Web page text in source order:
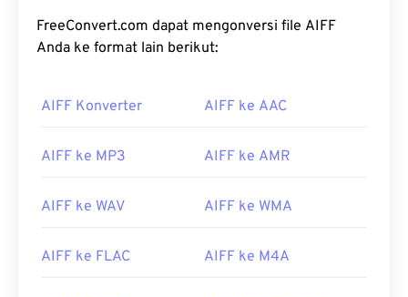
FreeConvert.com dapat mengonversi file AIFF
Anda ke format lain berikut:
AIFF Konverter AIFF ke AAC
AIFF ke MP3 AIFF ke AMR
AIFF ke WAV AIFF ke WMA
AIFF ke FLAC AIFF ke M4A